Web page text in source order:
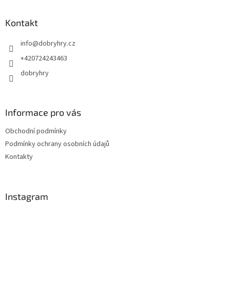
Kontakt
info@dobryhry.cz
+420724243463
dobryhry
Informace pro vás
Obchodní podmínky
Podmínky ochrany osobních údajů
Kontakty
Instagram